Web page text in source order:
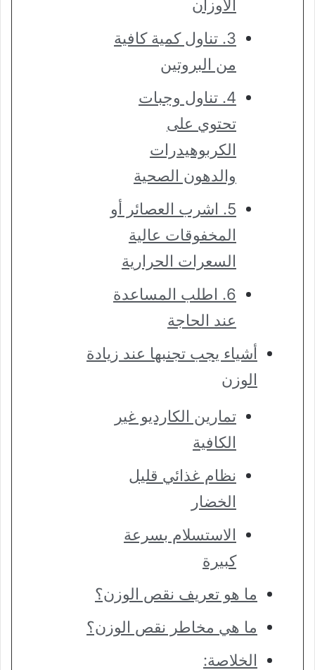
الأوزان
3. تناول كمية كافية
من البروتين
4. تناول وجبات
تحتوي على
الكربوهيدرات
والدهون الصحية
5. اشرب العصائر أو
المخفوقات عالية
السعرات الحرارية
6. اطلب المساعدة
عند الحاجة
أشياء يجب تجنبها عند زيادة
الوزن
تمارين الكارديو غير
الكافية
نظام غذائي قليل
الخضار
الاستسلام بسرعة
كبيرة
ما هو تعريف نقص الوزن؟
ما هي مخاطر نقص الوزن؟
الخلاصة: